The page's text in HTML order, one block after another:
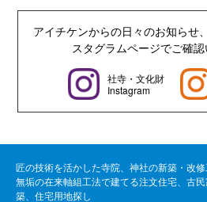
アイチケンからの日々のお知らせ
スタグラムページでご確認
社寺・文化財
Instagram
匠の技術を活かした寺院、神社の新築・改
無垢の在来軸組工法で建てる注文住宅、古
築、住宅用地探し